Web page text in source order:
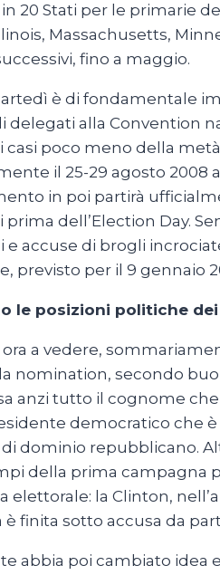
20 Stati per le primarie
Massachusetts,
fino a maggio.
è di fondamentale
delegati alla Convention
casi poco meno della
il 25-29 agosto 2008
in poi partirà
prima dell’Election Day.
e accuse di brogli
previsto per il 9 gennaio
le posizioni politiche
ora a vedere,
nomination, secondo
anzi tutto il cognome
democratico che
dominio repubblicano.
della prima campagna
elettorale: la Clinton,
è finita sotto accusa da
abbia poi cambiato idea